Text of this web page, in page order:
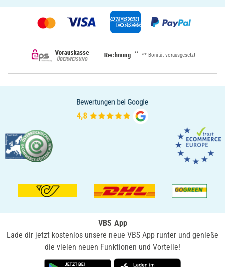
** ** Bonität vorausgesetzt
VBS App
Lade dir jetzt kostenlos unsere neue VBS App runter und genieße
die vielen neuen Funktionen und Vorteile!